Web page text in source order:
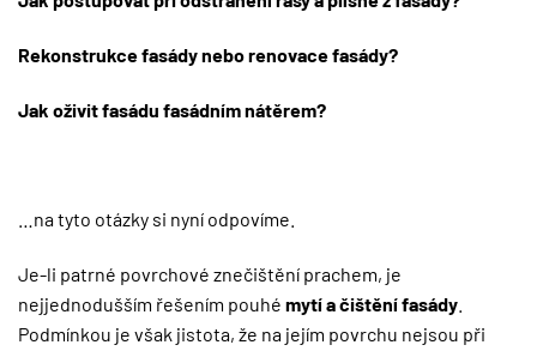
Rekonstrukce fasády nebo renovace fasády?
Jak oživit fasádu fasádním nátěrem?
…na tyto otázky si nyní odpovíme.
Je-li patrné povrchové znečištění prachem, je
nejjednodušším řešením pouhé mytí a čištění fasády
Podmínkou je však jistota, že na jejím povrchu nejsou při